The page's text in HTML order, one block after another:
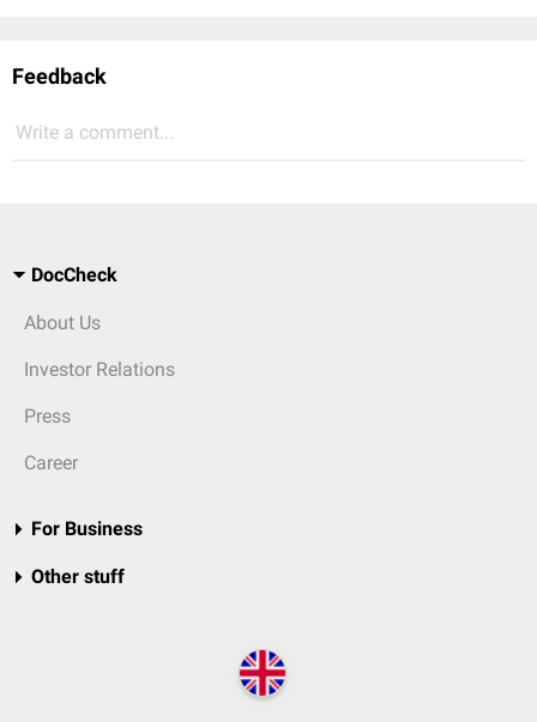
Feedback
Write a comment...
DocCheck
About Us
Investor Relations
Press
Career
For Business
Other stuff